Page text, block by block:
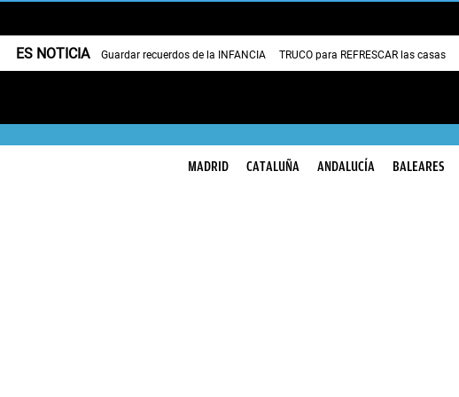
ES NOTICIA Guardar recuerdos de la INFANCIA TRUCO para REFRESCAR las casas
MADRID CATALUÑA ANDALUCÍA BALEARES